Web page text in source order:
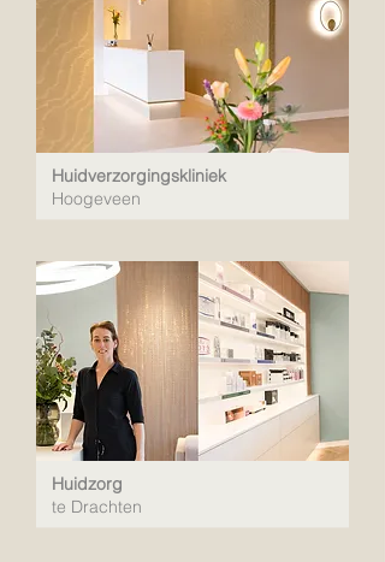
Huidverzorgingskliniek
Hoogeveen
Huidzorg
te Drachten